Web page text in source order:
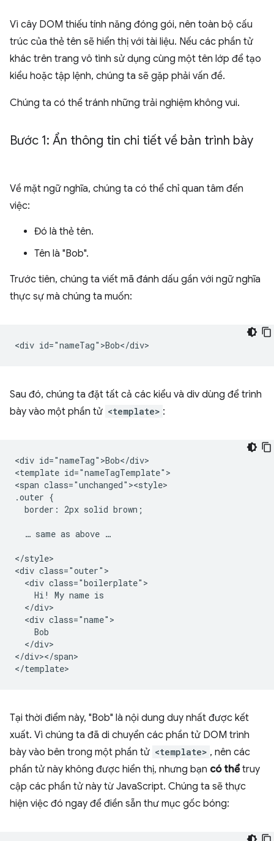
Vì cây DOM thiếu tính năng đóng gói, nên toàn bộ cấu
trúc của thẻ tên sẽ hiển thị với tài liệu. Nếu các phần tử
khác trên trang vô tình sử dụng cùng một tên lớp để tạo
kiểu hoặc tập lệnh, chúng ta sẽ gặp phải vấn đề.
Chúng ta có thể tránh những trải nghiệm không vui.
Bước 1: Ẩn thông tin chi tiết về bản trình bày
Về mặt ngữ nghĩa, chúng ta có thể chỉ quan tâm đến
việc:
Đó là thẻ tên.
Tên là "Bob".
Trước tiên, chúng ta viết mã đánh dấu gần với ngữ nghĩa
thực sự mà chúng ta muốn:
Sau đó, chúng ta đặt tất cả các kiểu và div dùng để trình
bày vào một phần tử <template> :
<div id="nameTag">Bob</div>
<template id="nameTagTemplate">
<span class="unchanged"><style>
.outer {
  border: 2px solid brown;
  … same as above …
</style>
<div class="outer">
  <div class="boilerplate">
    Hi! My name is
  </div>
  <div class="name">
    Bob
  </div>
</div></span>
Tại thời điểm này, "Bob" là nội dung duy nhất được kết
xuất. Vì chúng ta đã di chuyển các phần tử DOM trình
bày vào bên trong một phần tử <template> , nên các
phần tử này không được hiển thị, nhưng bạn có thểtruy
cập các phần tử này từ JavaScript. Chúng ta sẽ thực
hiện việc đó ngay để điền sẵn thư mục gốc bóng: